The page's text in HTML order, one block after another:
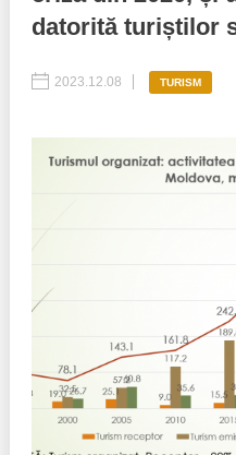
Inițiative în derulare
Organigrama IDIS
Consiliul consulativ
Politici regionale
Bunele practici
Laborator sociometric
Transparența guvernării
Proces democratic
Agenda Națională de
Puterea hibridă
15 minute de realism
datorită turiștilor
2023.12.08 TURISM